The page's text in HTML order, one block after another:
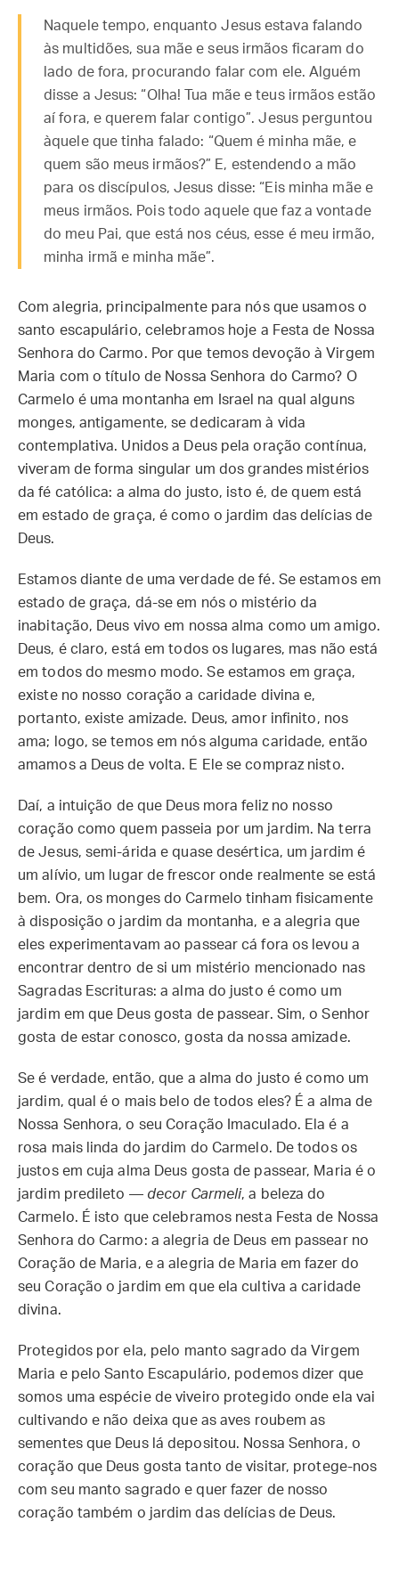
Naquele tempo, enquanto Jesus estava falando
às multidões, sua mãe e seus irmãos ficaram do
lado de fora, procurando falar com ele. Alguém
disse a Jesus: “Olha! Tua mãe e teus irmãos estão
aí fora, e querem falar contigo”. Jesus perguntou
àquele que tinha falado: “Quem é minha mãe, e
quem são meus irmãos?” E, estendendo a mão
para os discípulos, Jesus disse: “Eis minha mãe e
meus irmãos. Pois todo aquele que faz a vontade
do meu Pai, que está nos céus, esse é meu irmão,
minha irmã e minha mãe”.
Com alegria, principalmente para nós que usamos o
santo escapulário, celebramos hoje a Festa de Nossa
Senhora do Carmo. Por que temos devoção à Virgem
Maria com o título de Nossa Senhora do Carmo? O
Carmelo é uma montanha em Israel na qual alguns
monges, antigamente, se dedicaram à vida
contemplativa. Unidos a Deus pela oração contínua,
viveram de forma singular um dos grandes mistérios
da fé católica: a alma do justo, isto é, de quem está
em estado de graça, é como o jardim das delícias de
Deus.
Estamos diante de uma verdade de fé. Se estamos em
estado de graça, dá-se em nós o mistério da
inabitação, Deus vivo em nossa alma como um amigo.
Deus, é claro, está em todos os lugares, mas não está
em todos do mesmo modo. Se estamos em graça,
existe no nosso coração a caridade divina e,
portanto, existe amizade. Deus, amor infinito, nos
ama; logo, se temos em nós alguma caridade, então
amamos a Deus de volta. E Ele se compraz nisto.
Daí, a intuição de que Deus mora feliz no nosso
coração como quem passeia por um jardim. Na terra
de Jesus, semi-árida e quase desértica, um jardim é
um alívio, um lugar de frescor onde realmente se está
bem. Ora, os monges do Carmelo tinham fisicamente
à disposição o jardim da montanha, e a alegria que
eles experimentavam ao passear cá fora os levou a
encontrar dentro de si um mistério mencionado nas
Sagradas Escrituras: a alma do justo é como um
jardim em que Deus gosta de passear. Sim, o Senhor
gosta de estar conosco, gosta da nossa amizade.
Se é verdade, então, que a alma do justo é como um
jardim, qual é o mais belo de todos eles? É a alma de
Nossa Senhora, o seu Coração Imaculado. Ela é a
rosa mais linda do jardim do Carmelo. De todos os
justos em cuja alma Deus gosta de passear, Maria é o
jardim predileto — decor Carmeli, a beleza do
Carmelo. É isto que celebramos nesta Festa de Nossa
Senhora do Carmo: a alegria de Deus em passear no
Coração de Maria, e a alegria de Maria em fazer do
seu Coração o jardim em que ela cultiva a caridade
divina.
Protegidos por ela, pelo manto sagrado da Virgem
Maria e pelo Santo Escapulário, podemos dizer que
somos uma espécie de viveiro protegido onde ela vai
cultivando e não deixa que as aves roubem as
sementes que Deus lá depositou. Nossa Senhora, o
coração que Deus gosta tanto de visitar, protege-nos
com seu manto sagrado e quer fazer de nosso
coração também o jardim das delícias de Deus.